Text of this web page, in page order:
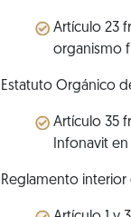
Artículo 23
organismo
Estatuto Orgánico
Artículo 35
Infonavit
Reglamento